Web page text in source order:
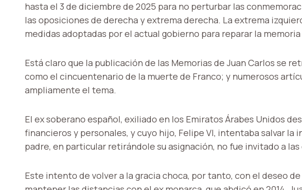
hasta el 3 de diciembre de 2025 para no perturbar las
las oposiciones de derecha y extrema derecha. La extrema
medidas adoptadas por el actual gobierno para reparar la
Está claro que la publicación de las Memorias de Juan Carlos se
como el cincuentenario de la muerte de Franco; y numerosos
ampliamente el tema.
El ex soberano español, exiliado en los Emiratos Árabes Unidos
financieros y personales, y cuyo hijo, Felipe VI, intentaba salvar
padre, en particular retirándole su asignación, no fue invitado a
Este intento de volver a la gracia choca, por tanto, con el deseo